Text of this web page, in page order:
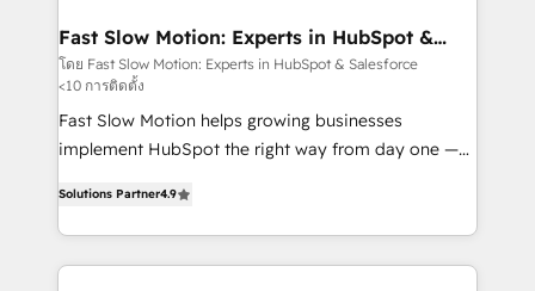
services include: - Choosing the right HubSpot
package for your business - Full CRM, Marketing, and
Sales Hub implementations - Custom dashboards
and reporting - Workflow automation and data
clean-up - Sales enablement and team training -
Leeds and London, we partner with SMEs across the
UK who are ready to turn HubSpot into the growth
engine it’s meant to be.
Fast Slow Motion: Experts in HubSpot &
Salesforce
โดย Fast Slow Motion: Experts in HubSpot & Salesforce
<10 การติดตั้ง
Fast Slow Motion helps growing businesses
implement HubSpot the right way from day one —
Highly certified in both HubSpot and Salesforce, we
bring deep experience in CRM implementation,
integrations, and data migration across modern
Solutions Partner4.9